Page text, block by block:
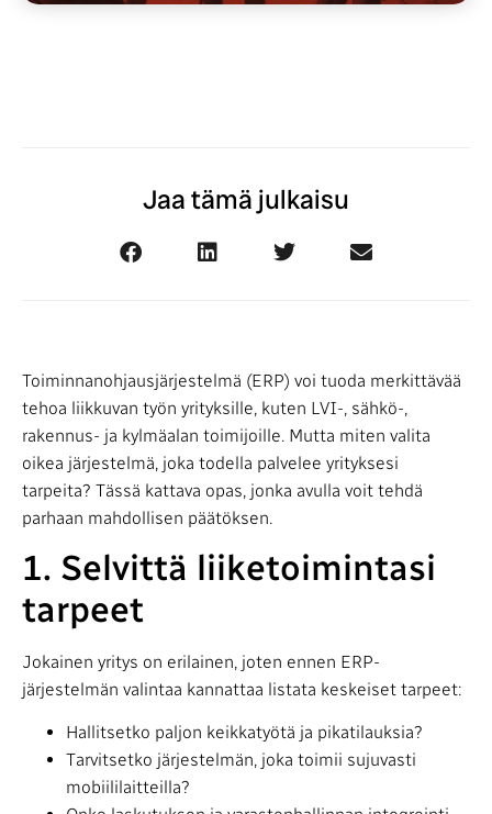
Jaa tämä julkaisu
Toiminnanohjausjärjestelmä (ERP) voi tuoda merkittävää
tehoa liikkuvan työn yrityksille, kuten LVI-, sähkö-,
rakennus- ja kylmäalan toimijoille. Mutta miten valita
oikea järjestelmä, joka todella palvelee yrityksesi
tarpeita? Tässä kattava opas, jonka avulla voit tehdä
parhaan mahdollisen päätöksen.
1. Selvittä liiketoimintasi
tarpeet
Jokainen yritys on erilainen, joten ennen ERP-
järjestelmän valintaa kannattaa listata keskeiset tarpeet:
Hallitsetko paljon keikkatyötä ja pikatilauksia?
Tarvitsetko järjestelmän, joka toimii sujuvasti
mobiililaitteilla?